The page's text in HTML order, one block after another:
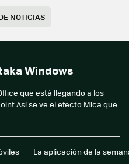
NOTICIAS
Windows
que está llegando a los
se ve el efecto Mica que
La aplicación de la